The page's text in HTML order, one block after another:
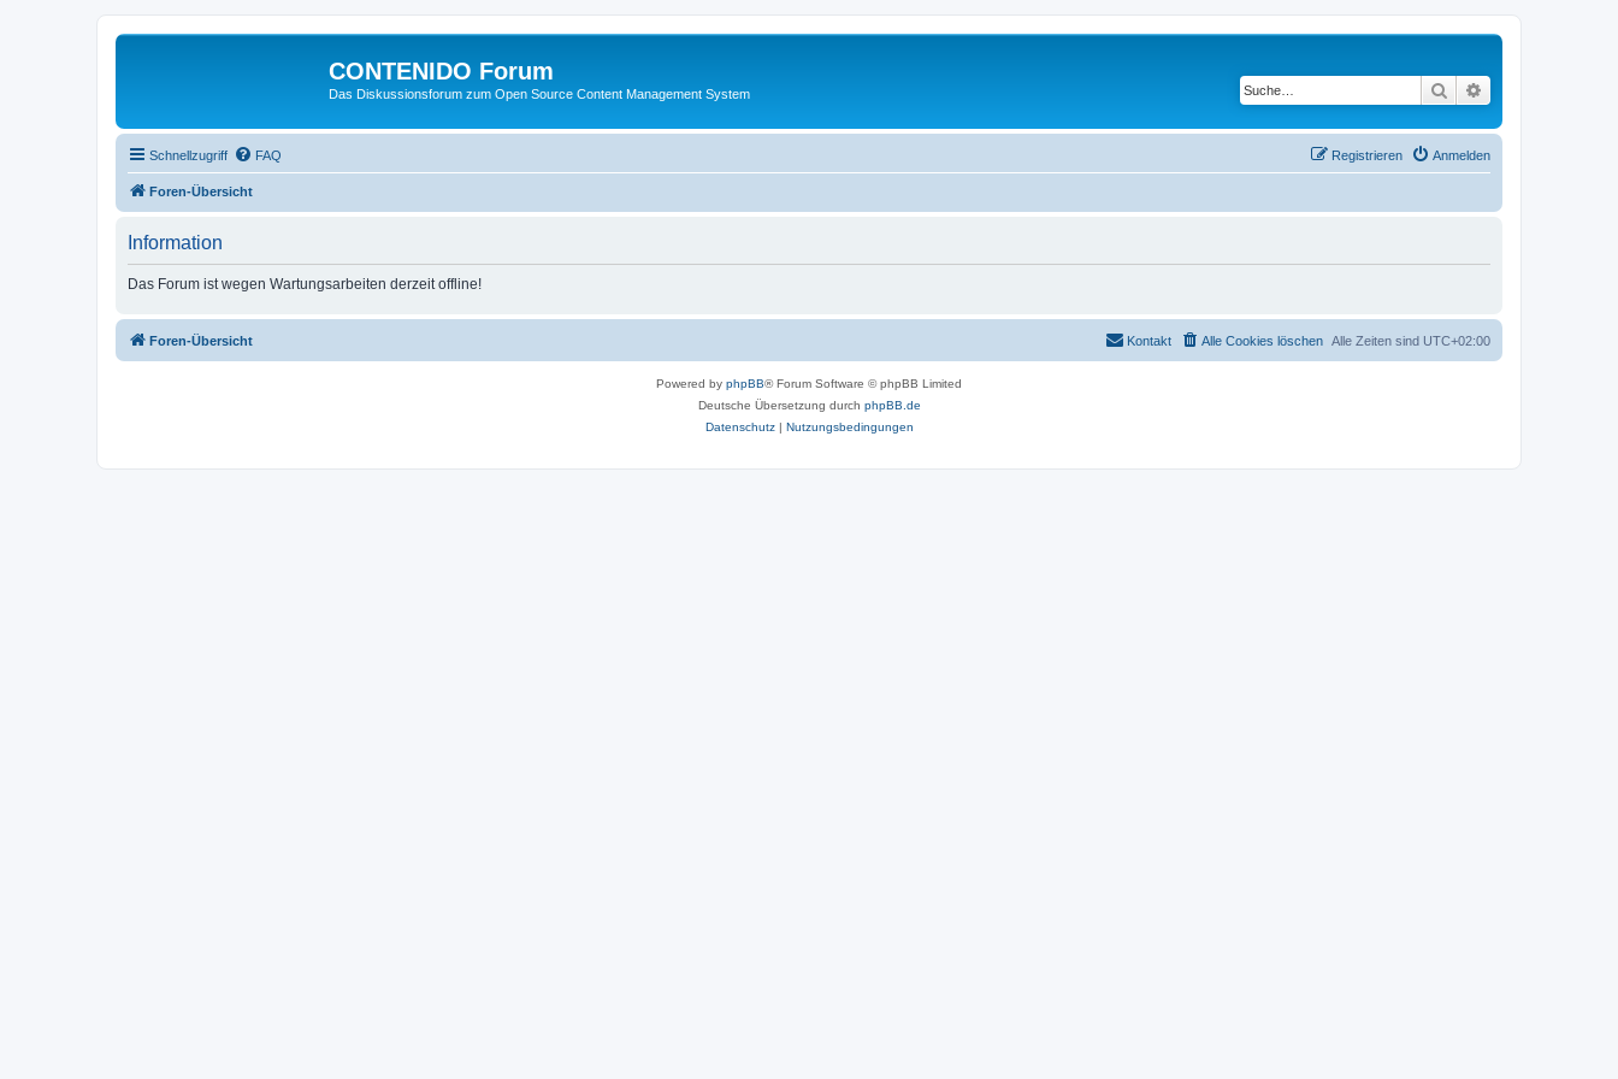
CONTENIDO Forum
Das Diskussionsforum zum Open Source Content Management System Suche
Schnellzugriff FAQ Anmelden
Registrieren
Foren-Übersicht
Information
Das Forum ist wegen Wartungsarbeiten derzeit offline!
Foren-Übersicht Alle Zeiten sind UTC+02:00
Alle Cookies löschen
Kontakt
Powered by phpBB® Forum Software © phpBB Limited
Deutsche Übersetzung durch phpBB.de
Datenschutz| Nutzungsbedingungen